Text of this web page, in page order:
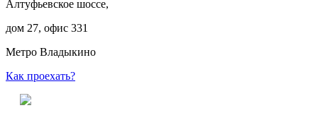
Алтуфьевское шоссе,
дом 27, офис 331
Метро Владыкино
Как проехать?